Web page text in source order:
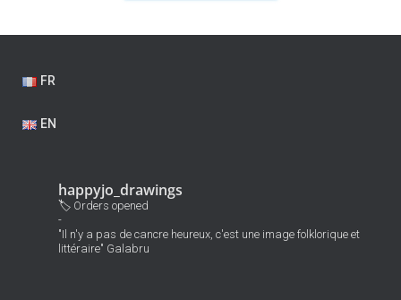
FR
EN
happyjo_drawings
🏷 Orders opened
-
"Il n'y a pas de cancre heureux, c'est une image folklorique et
littéraire" Galabru